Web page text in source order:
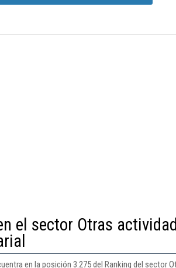
el sector Otras
en la posición 3.275 del Ranking del sector